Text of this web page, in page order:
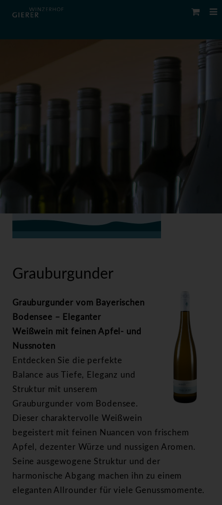
Grauburgunder
Grauburgunder vom Bayerischen
Bodensee – Eleganter
Weißwein mit feinen Apfel- und
Nussnoten
Entdecken Sie die perfekte
Balance aus Tiefe, Eleganz und
Struktur mit unserem
Grauburgunder vom Bodensee.
Dieser charaktervolle Weißwein
begeistert mit feinen Nuancen von frischem
Apfel, dezenter Würze und nussigen Aromen.
Seine ausgewogene Struktur und der
harmonische Abgang machen ihn zu einem
eleganten Allrounder für viele Genussmomente.